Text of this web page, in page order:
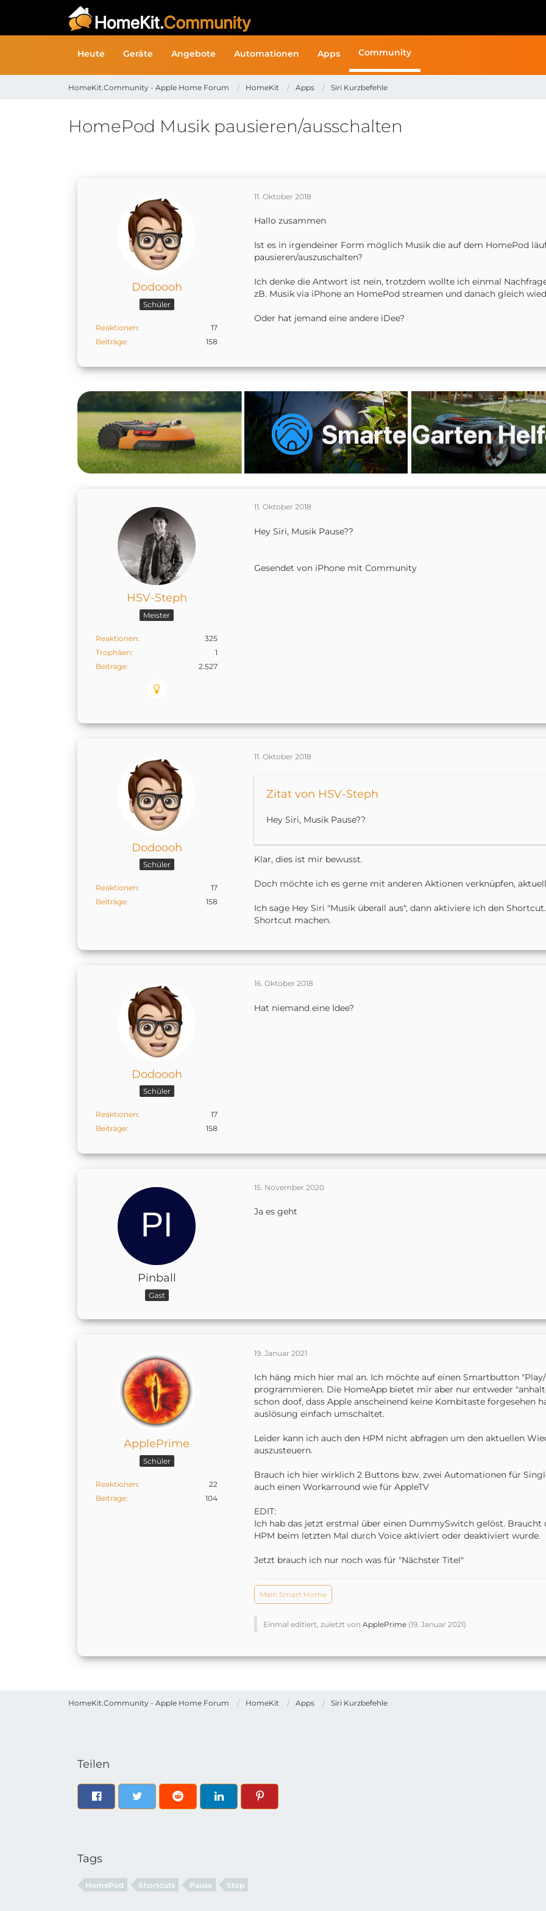
Heute Geräte Angebote Automationen Apps Community
HomeKit.Community - Apple Home Forum HomeKit Apps Siri Kurzbefehle
HomeKit.Community - Apple Home Forum HomeKit Apps Siri Kurzbefehle
HomePod Musik pausieren/ausschalten
Dodoooh
Schüler
Reaktionen
17
Beiträge
158
11. Oktober 2018
Hallo zusammen
Ist es in irgendeiner Form möglich Musik die auf dem HomePod
pausieren/auszuschalten?
Ich denke die Antwort ist nein, trotzdem wollte ich einmal
zB. Musik via iPhone an HomePod streamen und danach gleich
Oder hat jemand eine andere iDee?
HSV-Steph
Meister
Reaktionen
325
Trophäen
1
Beiträge
2.527
11. Oktober 2018
Hey Siri, Musik Pause??
Gesendet von iPhone mit Community
Dodoooh
Schüler
Reaktionen
17
Beiträge
158
11. Oktober 2018
Zitat von HSV-Steph
Hey Siri, Musik Pause??
Klar, dies ist mir bewusst.
Doch möchte ich es gerne mit anderen Aktionen verknüpfen,
Ich sage Hey Siri "Musik überall aus", dann aktiviere ich den
Shortcut machen.
Dodoooh
Schüler
Reaktionen
17
Beiträge
158
16. Oktober 2018
Hat niemand eine Idee?
Pinball
Gast
15. November 2020
Ja es geht
ApplePrime
Schüler
Reaktionen
22
Beiträge
104
19. Januar 2021
Ich häng mich hier mal an. Ich möchte auf einen Smartbutton
programmieren. Die HomeApp bietet mir aber nur entweder
schon doof, dass Apple anscheinend keine Kombitaste forgesehen
auslösung einfach umschaltet.
Leider kann ich auch den HPM nicht abfragen um den aktuellen
auszusteuern.
Brauch ich hier wirklich 2 Buttons bzw. zwei Automationen für
auch einen Workarround wie für AppleTV
EDIT:
Ich hab das jetzt erstmal über einen DummySwitch gelöst.
HPM beim letzten Mal durch Voice aktiviert oder deaktiviert wurde.
Jetzt brauch ich nur noch was für "Nächster Titel"
Mein Smart Home
Einmal editiert, zuletzt von ApplePrime (19. Januar 2021)
Teilen
Tags
HomePod Shortcuts Pause Stop